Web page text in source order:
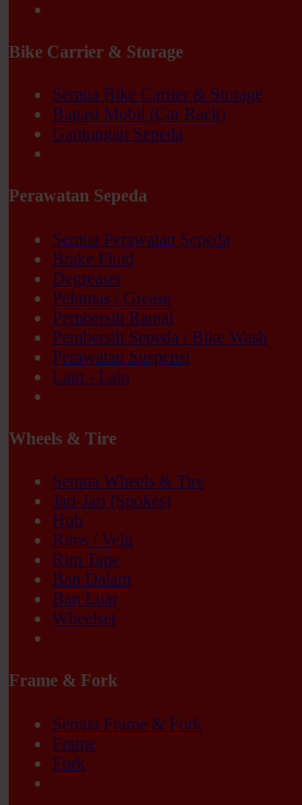
Bike Carrier & Storage
Semua Bike Carrier & Storage
Bagasi Mobil (Car Rack)
Gantungan Sepeda
Perawatan Sepeda
Semua Perawatan Sepeda
Brake Fluid
Degreaser
Pelumas / Grease
Pembersih Rantai
Pembersih Sepeda / Bike Wash
Perawatan Suspensi
Lain - Lain
Wheels & Tire
Semua Wheels & Tire
Jari-Jari (Spokes)
Hub
Rims / Velg
Rim Tape
Ban Dalam
Ban Luar
Wheelset
Frame & Fork
Semua Frame & Fork
Frame
Fork